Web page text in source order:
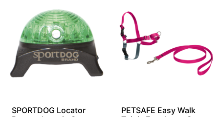
SPORTDOG Locator
PETSAFE Easy Walk